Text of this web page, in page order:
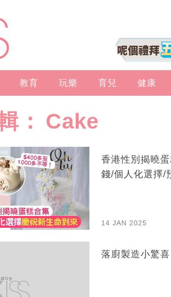
教育 玩樂 育兒 健康
： Cake
香港性別揭曉
錢/個人化選擇/
14 JAN 2025
落廚製造小驚喜